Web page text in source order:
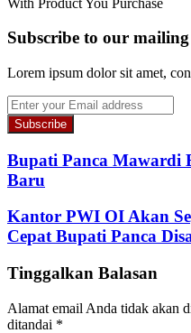
Subscribe to our
Lorem ipsum dolor sit amet,
Enter
your
Email
address
Bupati Panca Mawardi
Baru
Kantor PWI OI Akan
Cepat Bupati Panca
Tinggalkan Balasan
Alamat email Anda tidak akan
ditandai *